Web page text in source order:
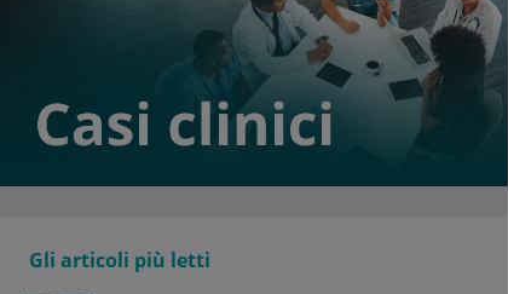
Gli articoli più letti